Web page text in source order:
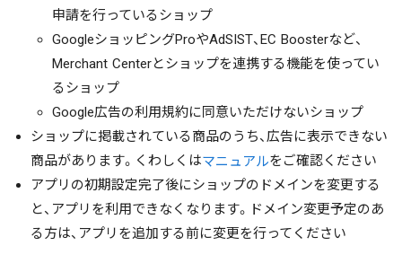
申請を行っているショップ
GoogleショッピングProやAdSIST、EC Boosterなど、
Merchant Centerとショップを連携する機能を使ってい
るショップ
Google広告の利用規約に同意いただけないショップ
ショップに掲載されている商品のうち、広告に表示できない
商品があります。くわしくはマニュアルをご確認ください
アプリの初期設定完了後にショップのドメインを変更する
と、アプリを利用できなくなります。ドメイン変更予定のあ
る方は、アプリを追加する前に変更を行ってください